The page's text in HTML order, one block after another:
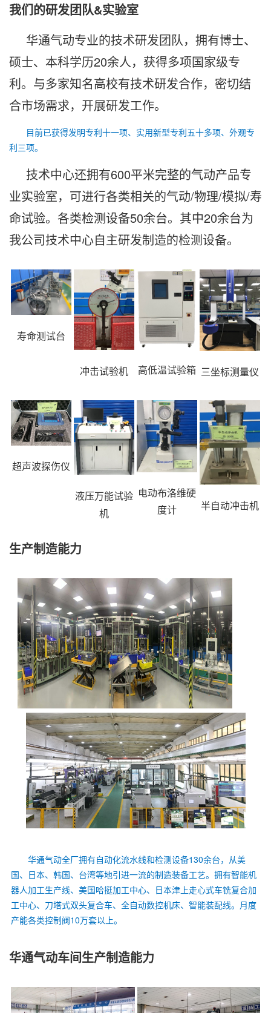
我们的研发团队&实验室
华通气动专业的技术研发团队，拥有博士、
硕士、本科学历20余人，获得多项国家级专
利。与多家知名高校有技术研发合作，密切结
合市场需求，开展研发工作。
目前已获得发明专利十一项、实用新型专利五十多项、外观专
利三项。
技术中心还拥有600平米完整的气动产品专
业实验室，可进行各类相关的气动/物理/模拟/寿
命试验。各类检测设备50余台。其中20余台为
我公司技术中心自主研发制造的检测设备。
寿命测试台
冲击试验机 高低温试验箱 三坐标测量仪
超声波探伤仪
液压万能试验
机
电动布洛维硬
度计
半自动冲击机
生产制造能力
华通气动全厂拥有自动化流水线和检测设备130余台，从美
国、日本、韩国、台湾等地引进一流的制造装备工艺。拥有智能机
器人加工生产线、美国哈挺加工中心、日本津上走心式车铣复合加
工中心、刀塔式双头复合车、全自动数控机床、智能装配线。月度
产能各类控制阀10万套以上。
华通气动车间生产制造能力